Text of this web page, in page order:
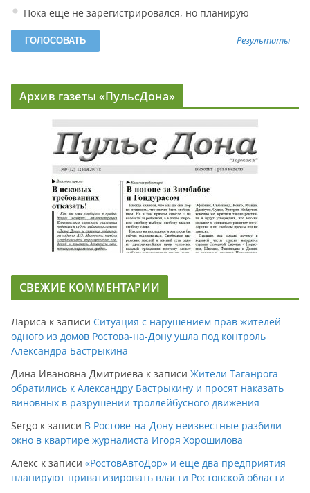
Пока еще не зарегистрировался, но планирую
Результаты
Архив газеты «ПульсДона»
СВЕЖИЕ КОММЕНТАРИИ
Лариса к записи Ситуация с нарушением прав жителей
одного из домов Ростова-на-Дону ушла под контроль
Александра Бастрыкина
Дина Ивановна Дмитриева к записи Жители Таганрога
обратились к Александру Бастрыкину и просят наказать
виновных в разрушении троллейбусного движения
Sergo к записи В Ростове-на-Дону неизвестные разбили
окно в квартире журналиста Игоря Хорошилова
Алекс к записи «РостовАвтоДор» и еще два предприятия
планируют приватизировать власти Ростовской области